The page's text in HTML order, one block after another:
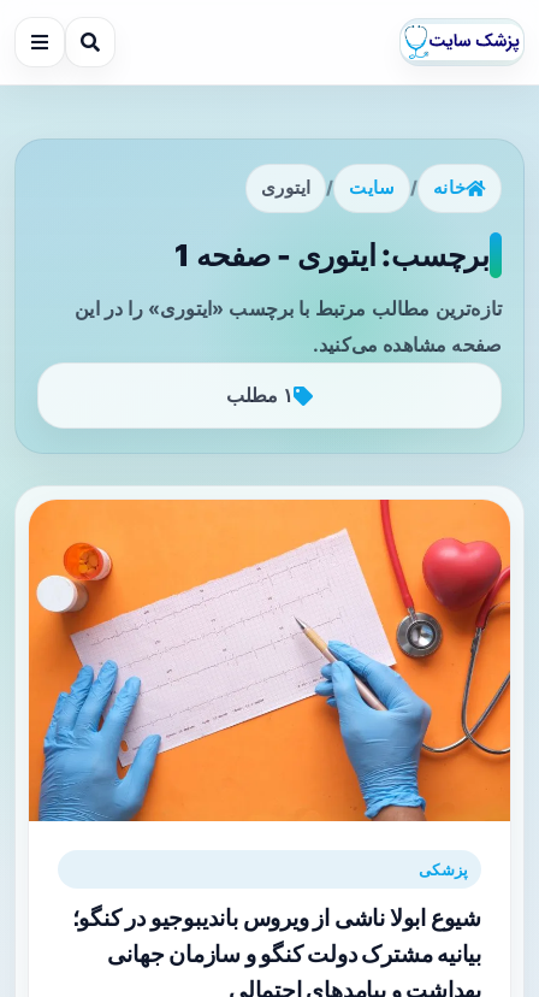
خانه / سایت / ایتوری
برچسب: ایتوری - صفحه 1
تازه‌ترین مطالب مرتبط با برچسب «ایتوری» را در این
صفحه مشاهده می‌کنید.
۱ مطلب
پزشکی
شیوع ابولا ناشی از ویروس باندیبوجیو در کنگو؛
بیانیه مشترک دولت کنگو و سازمان جهانی
بهداشت و پیامدهای احتمالی